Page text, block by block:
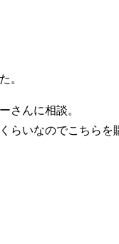
。
さんに相談。
らいなのでこちらを